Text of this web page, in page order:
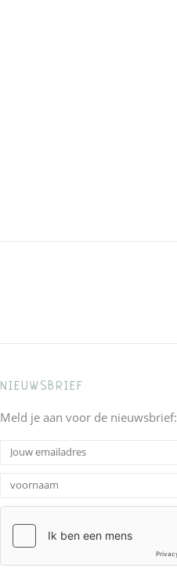
NIEUWSBRIEF
Meld je aan voor de nieuwsbrief: